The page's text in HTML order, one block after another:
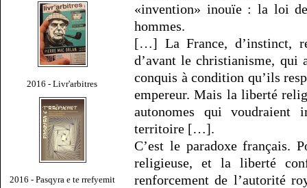
2016 - Livr'arbitres
2016 - Pasqyra e te rrefyemit
«invention» inouïe : la loi
hommes.
[…] La France, d’instinct,
d’avant le christianisme, qui
conquis à condition qu’ils
empereur. Mais la liberté
autonomes qui
territoire […].
C’est le paradoxe français.
religieuse, et la liberté
renforcement de l’autorité